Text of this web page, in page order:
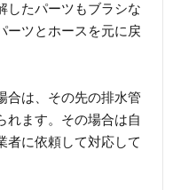
したパーツもブラシな
ーツとホースを元に戻
合は、その先の排水管
れます。その場合は自
者に依頼して対応して